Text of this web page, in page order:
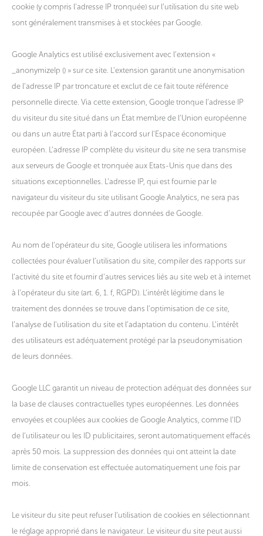
cookie (y compris l’adresse IP tronquée) sur l’utilisation du site web
sont généralement transmises à et stockées par Google.
Google Analytics est utilisé exclusivement avec l’extension «
_anonymizeIp () » sur ce site. L’extension garantit une anonymisation
de l’adresse IP par troncature et exclut de ce fait toute référence
personnelle directe. Via cette extension, Google tronque l’adresse IP
du visiteur du site situé dans un État membre de l’Union européenne
ou dans un autre État parti à l’accord sur l’Espace économique
européen. L’adresse IP complète du visiteur du site ne sera transmise
aux serveurs de Google et tronquée aux Etats-Unis que dans des
situations exceptionnelles. L’adresse IP, qui est fournie par le
navigateur du visiteur du site utilisant Google Analytics, ne sera pas
recoupée par Google avec d’autres données de Google.
Au nom de l’opérateur du site, Google utilisera les informations
collectées pour évaluer l’utilisation du site, compiler des rapports sur
l’activité du site et fournir d’autres services liés au site web et à internet
à l’opérateur du site (art. 6, 1. f, RGPD). L’intérêt légitime dans le
traitement des données se trouve dans l’optimisation de ce site,
l’analyse de l’utilisation du site et l’adaptation du contenu. L’intérêt
des utilisateurs est adéquatement protégé par la pseudonymisation
de leurs données.
Google LLC garantit un niveau de protection adéquat des données sur
la base de clauses contractuelles types européennes. Les données
envoyées et couplées aux cookies de Google Analytics, comme l’ID
de l’utilisateur ou les ID publicitaires, seront automatiquement effacés
après 50 mois. La suppression des données qui ont atteint la date
limite de conservation est effectuée automatiquement une fois par
mois.
Le visiteur du site peut refuser l’utilisation de cookies en sélectionnant
le réglage approprié dans le navigateur. Le visiteur du site peut aussi